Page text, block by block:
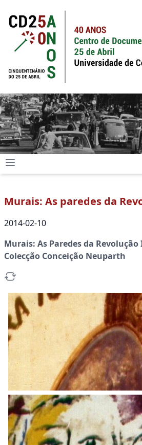
Murais: As paredes da
2014-02-10
Murais: As Paredes da Revolução
Colecção Conceição Neuparth